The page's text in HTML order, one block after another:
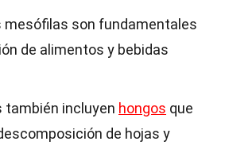
mesófilas son fundamentales
de alimentos y bebidas
también incluyen hongos que
de hojas y